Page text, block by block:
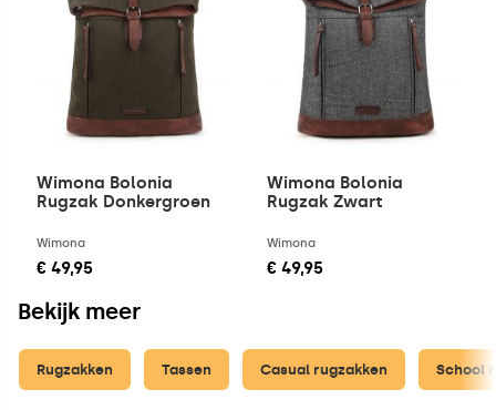
Wimona Bolonia
Rugzak Donkergroen
Wimona
€ 49,95
Wimona Bolonia
Rugzak Zwart
Wimona
€ 49,95
Bekijk meer
Rugzakken Tassen Casual rugzakken School